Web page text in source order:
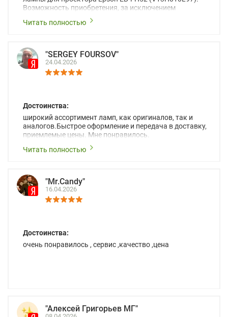
Возможность приобретения, за исключением
поставщиков на масс-маркете, этой лампы была
сведена к минимуму, а значит к увеличению сроку
достаточно оптимизированной стоимости, чему
чрезмерно благодарны!)))
Читать полностью
"SERGEY FOURSOV"
24.04.2026
Достоинства:
широкий ассортимент ламп, как оригиналов, так и
аналогов.Быстрое оформление и передача в доставку,
приемлемые цены. Мне понравилось.
Читать полностью
"Mr.Candy"
16.04.2026
Достоинства:
очень понравилось , сервис ,качество ,цена
"Алексей Григорьев МГ"